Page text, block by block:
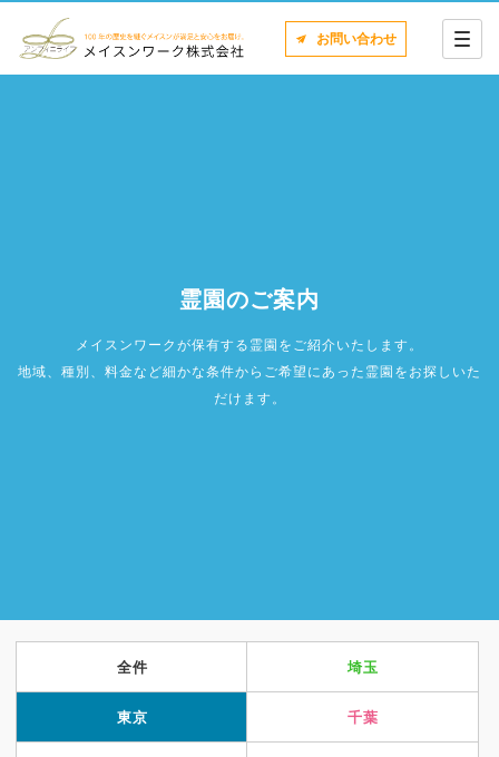
お問い合わせ
霊園のご案内
メイスンワークが保有する霊園をご紹介いたします。
地域、種別、料金など細かな条件からご希望にあった霊園をお探しいた
だけます。
全件 埼玉
東京 千葉